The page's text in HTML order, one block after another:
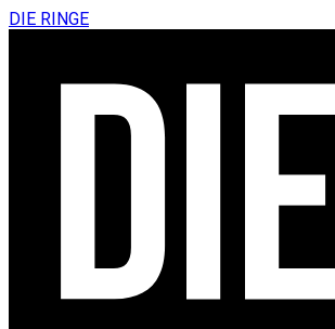
DIE RINGE